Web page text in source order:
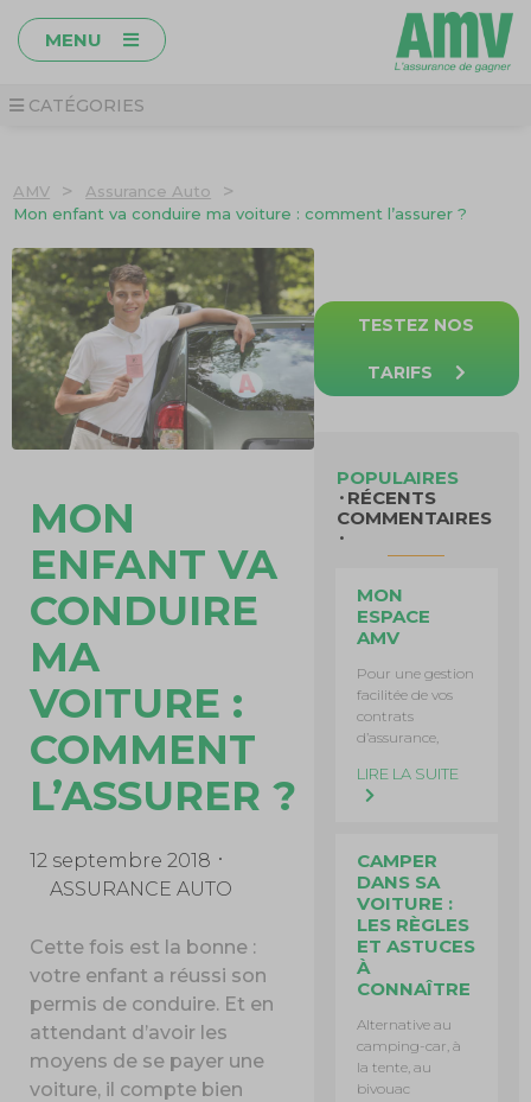
MENU
CATÉGORIES
AMV > Assurance Auto >
Mon enfant va conduire ma voiture : comment l’assurer ?
MON
ENFANT VA
CONDUIRE
MA
VOITURE :
COMMENT
L’ASSURER ?
12 septembre 2018
ASSURANCE AUTO
Cette fois est la bonne :
votre enfant a réussi son
permis de conduire. Et en
attendant d’avoir les
moyens de se payer une
voiture, il compte bien
TESTEZ NOS
TARIFS
POPULAIRES
RÉCENTS
COMMENTAIRES
MON
ESPACE
AMV
Pour une gestion
facilitée de vos
contrats
d’assurance,
LIRE LA SUITE
CAMPER
DANS SA
VOITURE :
LES RÈGLES
ET ASTUCES
À
CONNAÎTRE
Alternative au
camping-car, à
la tente, au
bivouac